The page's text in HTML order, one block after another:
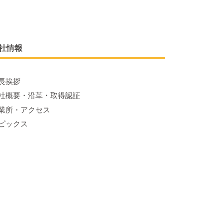
情報
挨拶
概要・沿革・取得認証
所・アクセス
ックス